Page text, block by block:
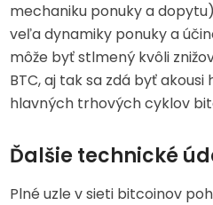
mechaniku ponuky a
veľa dynamiky ponuky a
môže byť stlmený kvôli
BTC, aj tak sa zdá byť
hlavných trhových cyklov
Ďalšie technické
Plné uzle v sieti bitcoinov